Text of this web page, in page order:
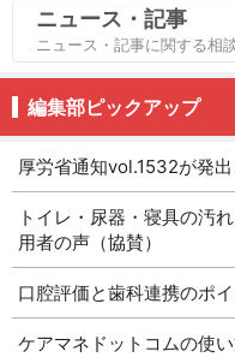
ニュース・記事
ニュース・記事に関する相
編集部ピックアップ
厚労省通知vol.1532が発
トイレ・尿器・寝具の汚
用者の声（協賛）
口腔評価と歯科連携のポ
ケアマネドットコムの使